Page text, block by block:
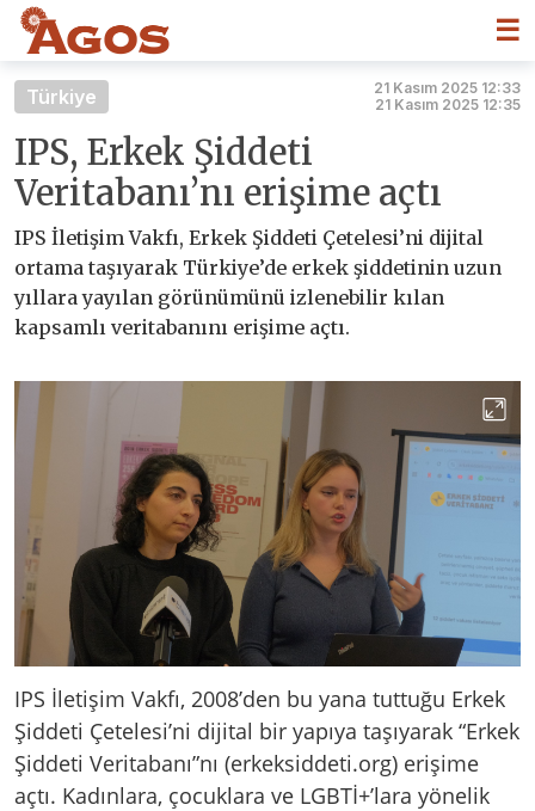
☰
Türkiye
21 Kasım 2025 12:33
21 Kasım 2025 12:35
IPS, Erkek Şiddeti
Veritabanı’nı erişime açtı
IPS İletişim Vakfı, Erkek Şiddeti Çetelesi’ni dijital
ortama taşıyarak Türkiye’de erkek şiddetinin uzun
yıllara yayılan görünümünü izlenebilir kılan
kapsamlı veritabanını erişime açtı.
IPS İletişim Vakfı, 2008’den bu yana tuttuğu Erkek
Şiddeti Çetelesi’ni dijital bir yapıya taşıyarak “Erkek
Şiddeti Veritabanı”nı (erkeksiddeti.org) erişime
açtı. Kadınlara, çocuklara ve LGBTİ+’lara yönelik